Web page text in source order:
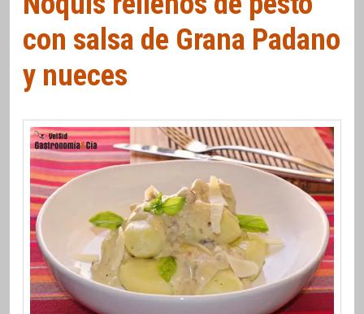
con salsa de Grana Padano
y nueces